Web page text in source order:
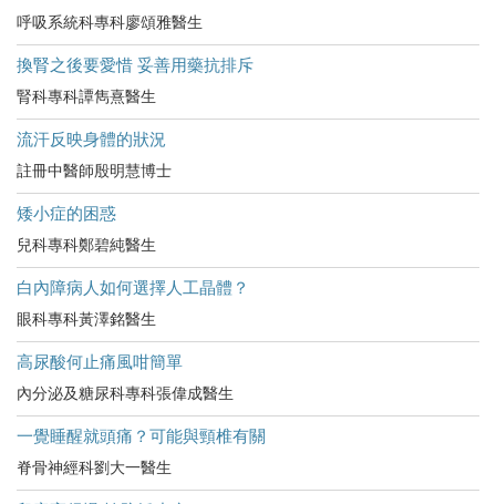
呼吸系統科專科廖頌雅醫生
換腎之後要愛惜 妥善用藥抗排斥
腎科專科譚雋熹醫生
流汗反映身體的狀況
註冊中醫師殷明慧博士
矮小症的困惑
兒科專科鄭碧純醫生
白內障病人如何選擇人工晶體？
眼科專科黃澤銘醫生
高尿酸何止痛風咁簡單
內分泌及糖尿科專科張偉成醫生
一覺睡醒就頭痛？可能與頸椎有關
脊骨神經科劉大一醫生